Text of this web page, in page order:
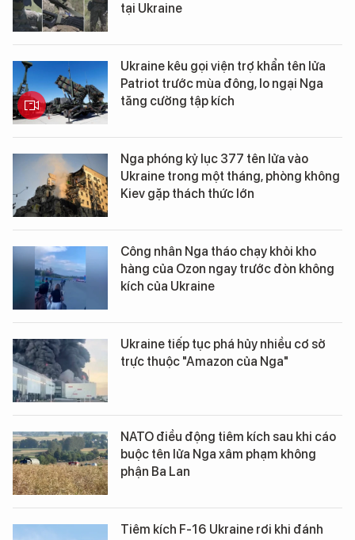
tại Ukraine
Ukraine kêu gọi viện trợ khẩn tên lửa
Patriot trước mùa đông, lo ngại Nga
tăng cường tập kích
Nga phóng kỷ lục 377 tên lửa vào
Ukraine trong một tháng, phòng không
Kiev gặp thách thức lớn
Công nhân Nga tháo chạy khỏi kho
hàng của Ozon ngay trước đòn không
kích của Ukraine
Ukraine tiếp tục phá hủy nhiều cơ sở
trực thuộc "Amazon của Nga"
NATO điều động tiêm kích sau khi cáo
buộc tên lửa Nga xâm phạm không
phận Ba Lan
Tiêm kích F-16 Ukraine rơi khi đánh